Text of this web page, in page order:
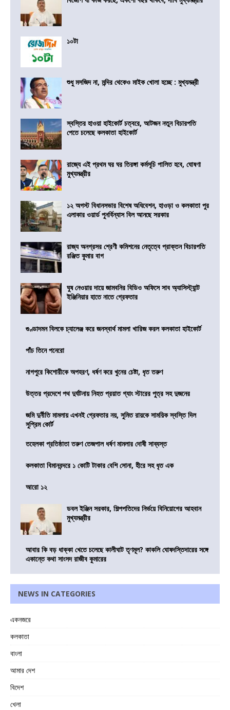
১০টা
শুধু মসজিদ না, মন্দির থেকেও মাইক খোলা হচ্ছে : মুখ্যমন্ত্রী
স্বস্তির হাওয়া হাইকোর্ট চত্বরে, আটজন নতুন বিচারপতি
পেতে চলেছে কলকাতা হাইকোর্ট
রাজ্যে এই প্রথম ঘর ঘর তিরঙ্গা কর্মসূচি পালিত হবে, ঘোষণা
মুখ্যমন্ত্রীর
১২ অগস্ট বিধানসভার বিশেষ অধিবেশন, হাওড়া ও কলকাতা পুর
এলাকার ওয়ার্ড পুনর্বিন্যাস বিল আনছে সরকার
রাজ্য অনগ্রসর শ্রেণী কমিশনের নেতৃত্বে প্রাক্তন বিচারপতি
রঞ্জিত কুমার বাগ
ঘুষ নেওয়ার দায়ে জামবনির বিডিও অফিসে সাব অ্যাসিস্ট্যান্ট
ইঞ্জিনিয়ার হাতে নাতে গ্রেফতার
গুণ্ডাদমন বিলকে চ্যালেঞ্জ করে জনস্বার্থ মামলা খারিজ করল কলকাতা হাইকোর্ট
পাঁচ তিনে পনেরো
নাগপুরে কিশোরীকে অপহরণ, ধর্ষণ করে খুনের চেষ্টা, ধৃত তরুণ
উত্তর প্রদেশে পথ দুর্ঘটনায় নিহত প্রয়াত গ্যাং স্টারের পুত্র সহ দুজনের
জমি দুর্নীতি মামলায় এখনই গ্রেফতার নয়, সুমিত রায়কে সাময়িক স্বস্তি দিল
সুপ্রিম কোর্ট
তহেলকা প্রতিষ্ঠাতা তরুণ তেজপাল ধর্ষণ মামলার দোষী সাব্যস্ত
কলকাতা বিমানবন্দরে ১ কোটি টাকার বেশি সোনা, হীরে সহ ধৃত এক
আরো ১২
ডবল ইঞ্জিন সরকার, শিল্পপতিদের নির্ভয়ে বিনিয়োগের আহবান
মুখ্যমন্ত্রীর
আবার কি বড় ধাক্কা খেতে চলেছে কালীঘাট তৃণমূল? কাকলি ঘোষদস্তিদারের সঙ্গে
একান্তে কথা সাংসদ রাজীব কুমারের
NEWS IN CATEGORIES
একনজরে
কলকাতা
বাংলা
আমার দেশ
বিদেশ
খেলা